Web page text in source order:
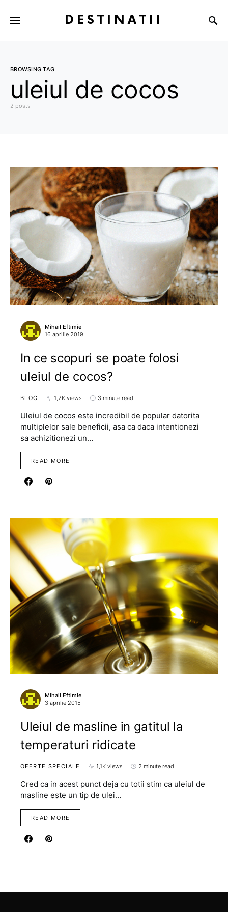
DESTINATII
BROWSING TAG
uleiul de cocos
2 posts
Mihail Eftimie
16 aprilie 2019
In ce scopuri se poate folosi
uleiul de cocos?
BLOG 1,2K views 3 minute read
Uleiul de cocos este incredibil de popular datorita
multiplelor sale beneficii, asa ca daca intentionezi
sa achizitionezi un…
READ MORE
Mihail Eftimie
3 aprilie 2015
Uleiul de masline in gatitul la
temperaturi ridicate
OFERTE SPECIALE 1,1K views 2 minute read
Cred ca in acest punct deja cu totii stim ca uleiul de
masline este un tip de ulei…
READ MORE